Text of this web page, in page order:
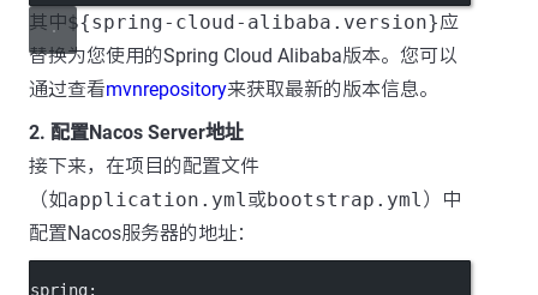
其中${spring-cloud-alibaba.version}应
替换为您使用的Spring Cloud Alibaba版本。您可以
通过查看mvnrepository来获取最新的版本信息。
2. 配置Nacos Server地址
接下来，在项目的配置文件
（如application.yml或bootstrap.yml）中
配置Nacos服务器的地址：
spring: